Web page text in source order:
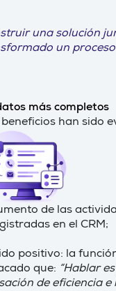
una solución
un
más completos
han sido
de las
en el CRM;
positivo: la
que: “Hablar
de eficiencia e